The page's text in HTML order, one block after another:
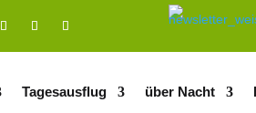
Tagesausflug über Nacht